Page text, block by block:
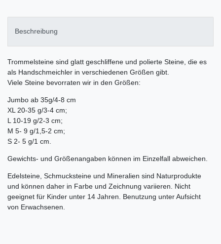
Beschreibung
Trommelsteine sind glatt geschliffene und polierte Steine, die es
als Handschmeichler in verschiedenen Größen gibt.
Viele Steine bevorraten wir in den Größen:
Jumbo ab 35g/4-8 cm
XL 20-35 g/3-4 cm;
L 10-19 g/2-3 cm;
M 5- 9 g/1,5-2 cm;
S 2- 5 g/1 cm.
Gewichts- und Größenangaben können im Einzelfall abweichen.
Edelsteine, Schmucksteine und Mineralien sind Naturprodukte
und können daher in Farbe und Zeichnung variieren. Nicht
geeignet für Kinder unter 14 Jahren. Benutzung unter Aufsicht
von Erwachsenen.